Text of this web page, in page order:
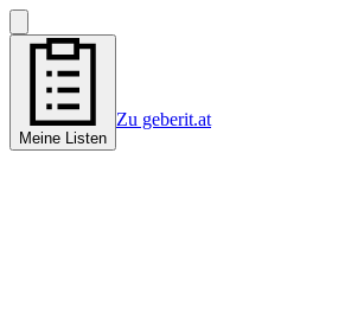
Meine Listen
Zu geberit.at